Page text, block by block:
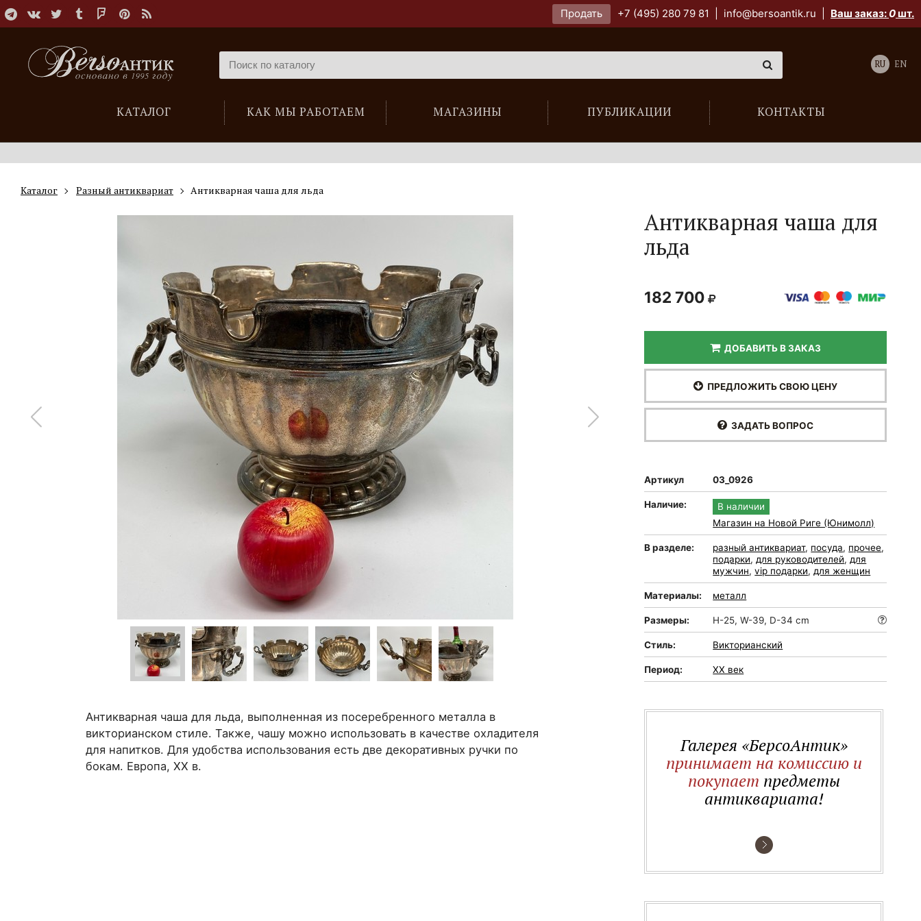
Продать +7 (495) 280 79 81 info@bersoantik.ru Ваш заказ:0шт.
КАТАЛОГ КАК МЫ РАБОТАЕМ МАГАЗИНЫ ПУБЛИКАЦИИ КОНТАКТЫ
RU EN
Каталог Разный антиквариат Антикварная чаша для льда
Антикварная чаша для льда, выполненная из посеребренного металла в
викторианском стиле. Также, чашу можно использовать в качестве охладителя
для напитков. Для удобства использования есть две декоративных ручки по
бокам. Европа, ХХ в.
Антикварная чаша для
льда
182 700
ДОБАВИТЬ В ЗАКАЗ
ПРЕДЛОЖИТЬ СВОЮ ЦЕНУ
ЗАДАТЬ ВОПРОС
Артикул 03_0926
Наличие:
В наличии
Магазин на Новой Риге (Юнимолл)
В разделе: разный антиквариат, посуда, прочее,
подарки, для руководителей, для
мужчин,vip подарки, для женщин
Материалы: металл
Размеры: H-25, W-39, D-34 cm
Стиль: Викторианский
Период: XX век
Галерея «БерсоАнтик»
принимает на комиссию и
покупает предметы
антиквариата!